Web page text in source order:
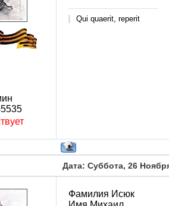
Qui quaerit, reperit
Дата: Суббота, 26
Фамилия Исюк